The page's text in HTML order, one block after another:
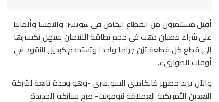
أقبل مستثمرون من القطاع الخاص في سويسرا والنمسا وألمانيا
على شراء قضبان ذهب في حجم بطاقة الائتمان يسهل تكسيرها
إلى قطع كل قطعة تزن جراما واحدا وتستخدم كبديل للنقود في
أوقات الطواريء.
والآن يريد مصهر فالكامبي السويسري -وهو وحدة تابعة لشركة
التعدين الأمريكية العملاقة نيومونت- طرح سبائكه الجديدة